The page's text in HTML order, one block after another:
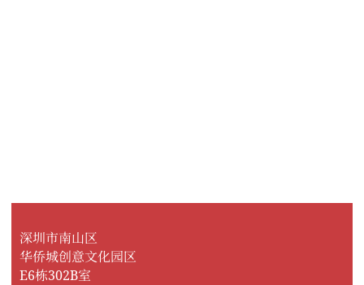
深圳市南山区
华侨城创意文化园区
E6栋302B室